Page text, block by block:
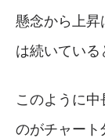
懸念から上昇
は続いている
このように
のがチャート